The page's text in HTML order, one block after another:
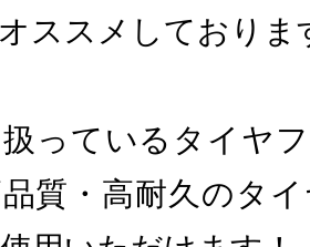
ススメしておりま
っているタイヤ
質・高耐久のタ